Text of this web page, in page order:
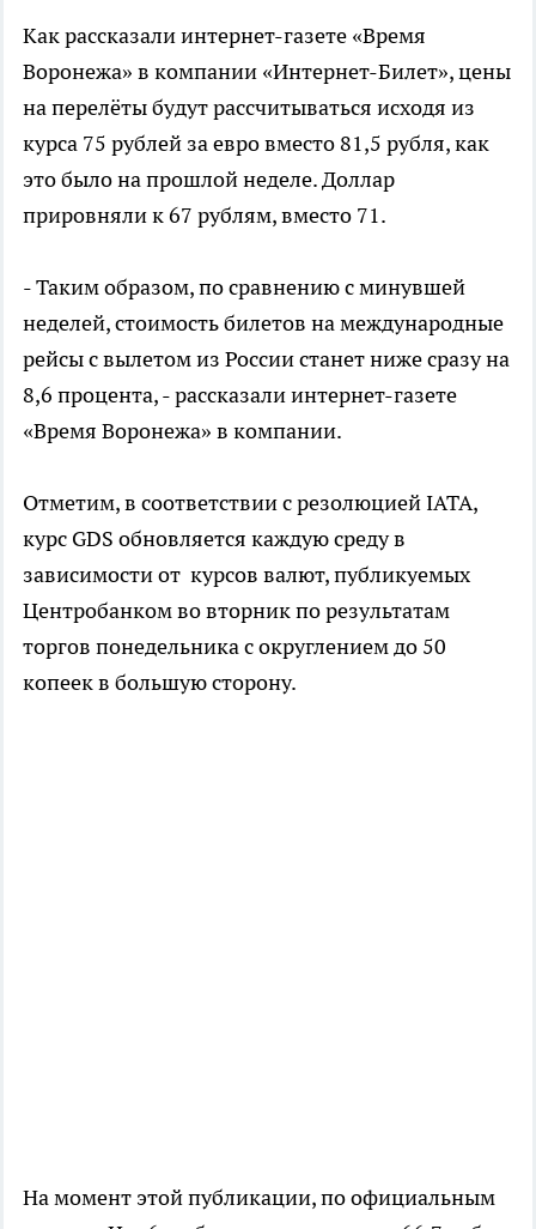
Как рассказали интернет-газете «Время
Воронежа» в компании «Интернет-Билет», цены
на перелёты будут рассчитываться исходя из
курса 75 рублей за евро вместо 81,5 рубля, как
это было на прошлой неделе. Доллар
прировняли к 67 рублям, вместо 71.
- Таким образом, по сравнению с минувшей
неделей, стоимость билетов на международные
рейсы с вылетом из России станет ниже сразу на
8,6 процента, - рассказали интернет-газете
«Время Воронежа» в компании.
Отметим, в соответствии с резолюцией IATA,
курс GDS обновляется каждую среду в
зависимости от курсов валют, публикуемых
Центробанком во вторник по результатам
торгов понедельника с округлением до 50
копеек в большую сторону.
На момент этой публикации, по официальным